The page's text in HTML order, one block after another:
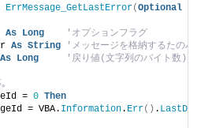
ErrMessage_GetLastError(Optional
As Long
'オプションフラグ
As String
'メッセージを格納するたのバ
As Long '戻り値(文字列のバイト数)
= 0 Then
= VBA.
Information. Err() .